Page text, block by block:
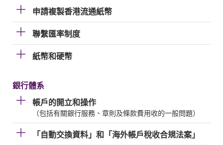
申請複製香港流通紙幣
聯繫匯率制度
紙幣和硬幣
銀行體系
帳戶的開立和操作
（包括有關銀行服務、章則及條款費用收的一般問題）
「自動交換資料」和「海外帳戶稅收合規法案」